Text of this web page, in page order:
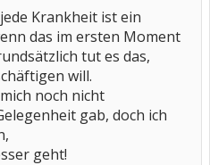
Krankheit ist ein
das im ersten Moment
tut es das,
will.
noch nicht
gab, doch ich
geht!